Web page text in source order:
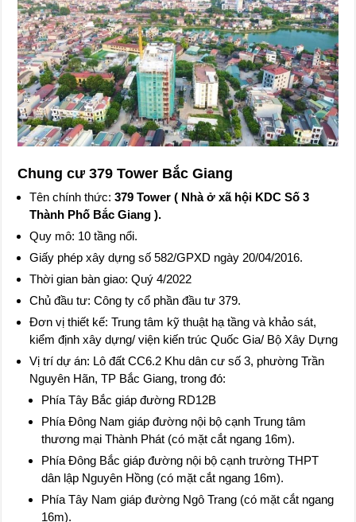
Chung cư 379 Tower Bắc Giang
Tên chính thức:379 Tower ( Nhà ở xã hội KDC Số 3
Thành Phố Bắc Giang ).
Quy mô: 10 tầng nổi.
Giấy phép xây dựng số 582/GPXD ngày 20/04/2016.
Thời gian bàn giao: Quý 4/2022
Chủ đầu tư: Công ty cổ phần đầu tư 379.
Đơn vị thiết kế: Trung tâm kỹ thuật hạ tầng và khảo sát,
kiểm định xây dựng/ viện kiến trúc Quốc Gia/ Bộ Xây Dựng
Vị trí dự án: Lô đất CC6.2 Khu dân cư số 3, phường Trần
Nguyên Hãn, TP Bắc Giang, trong đó:
Phía Tây Bắc giáp đường RD12B
Phía Đông Nam giáp đường nội bộ cạnh Trung tâm
thương mại Thành Phát (có mặt cắt ngang 16m).
Phía Đông Bắc giáp đường nội bộ cạnh trường THPT
dân lập Nguyên Hồng (có mặt cắt ngang 16m).
Phía Tây Nam giáp đường Ngô Trang (có mặt cắt ngang
16m).